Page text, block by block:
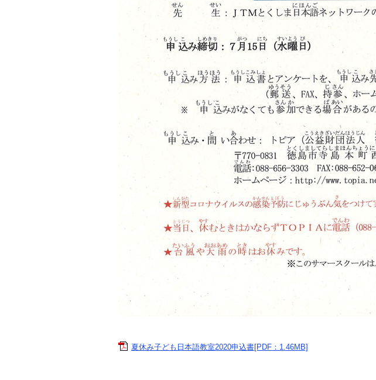
夏休み子ども日本語教室2020申込書[PDF：1.46MB]